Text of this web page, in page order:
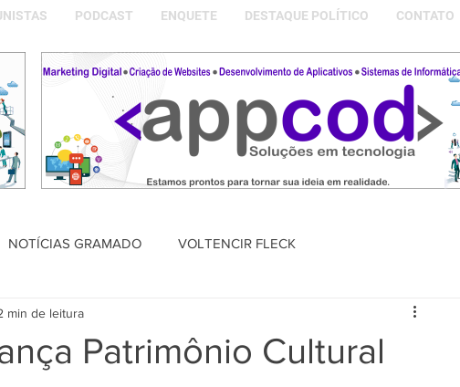
PODCAST ENQUETE DESTAQUE POLÍTICO CONTATO
NOTÍCIAS GRAMADO VOLTENCIR FLECK
DESTAQUE POLÍTICO MEMÓRIAS DA NOSSA GRAMADO
Patrimônio Cultural
min de leitura